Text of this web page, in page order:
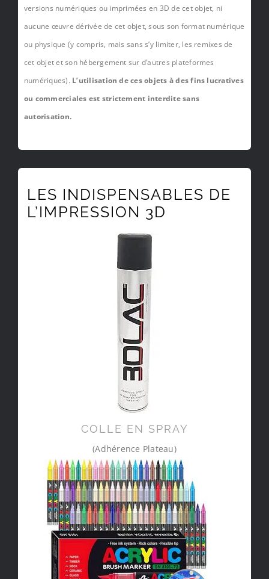
versions numériques ou imprimées en 3D de cet objet, ni
aucune œuvre dérivée de cet objet, sous son format numérique
ou physique (y compris, mais sans s’y limiter, les remixes de
cet objet et son hébergement sur d’autres plateformes
numériques). L’utilisation de ces objets à des fins lucratives
ou commerciales est strictement interdite sans
autorisation.
LES INDISPENSABLES DE
L’IMPRESSION 3D
COLLE EN SPRAY
(Adhérence Plateau)